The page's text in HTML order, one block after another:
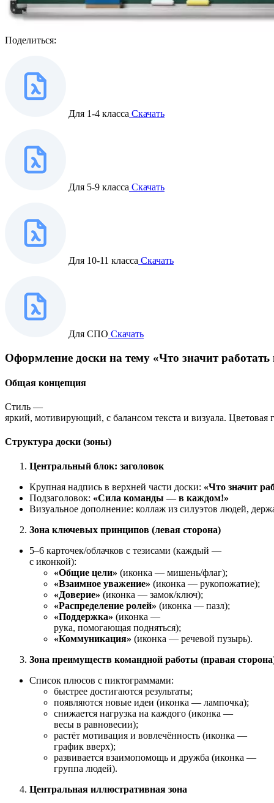
Поделиться:
Для 1-4 класса Скачать
Для 5-9 класса Скачать
Для 10-11 класса Скачать
Для СПО Скачать
Оформление доски на тему «Что значитработать
Общая концепция
Стиль —
яркий, мотивирующий, с балансом текста и визуала. Цветовая
Структура доски (зоны)
Центральный блок: заголовок
Крупная надпись в верхней части доски: «Что значит
Подзаголовок: «Сила команды — в каждом!»
Визуальное дополнение: коллаж из силуэтов людей,
Зона ключевых принципов (левая сторона)
5–6 карточек/облачков с тезисами (каждый —
с иконкой):
«Общие цели» (иконка — мишень/флаг);
«Взаимное уважение» (иконка — рукопожатие);
«Доверие» (иконка — замок/ключ);
«Распределение ролей» (иконка — пазл);
«Поддержка» (иконка —
рука, помогающая подняться);
«Коммуникация» (иконка — речевой пузырь).
Зона преимуществ командной работы (правая
Список плюсов с пиктограммами:
быстрее достигаются результаты;
появляются новые идеи (иконка — лампочка);
снижается нагрузка на каждого (иконка —
весы в равновесии);
растёт мотивация и вовлечённость (иконка —
график вверх);
развивается взаимопомощь и дружба (иконка —
группа людей).
Центральная иллюстративная зона